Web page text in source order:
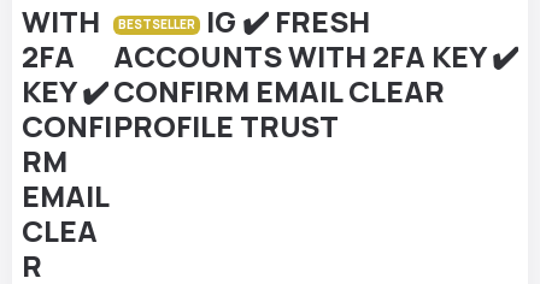
BESTSELLER
IG ✔️ FRESH
ACCOUNTS WITH 2FA KEY ✔️
CONFIRM EMAIL CLEAR
PROFILE TRUST